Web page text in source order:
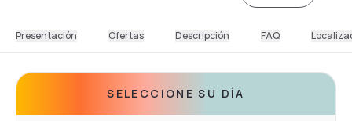
Presentación Ofertas Descripción FAQ
SELECCIONE SU DÍA